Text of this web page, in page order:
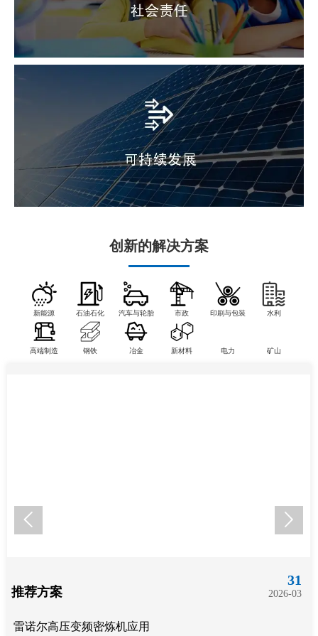
创新的解决方案
新能源 石油石化 汽车与轮胎 市政 印刷与包装 水利
高端制造 钢铁 冶金 新材料 电力 矿山
推荐方案
31
2026-03
雷诺尔高压变频密炼机应用
 